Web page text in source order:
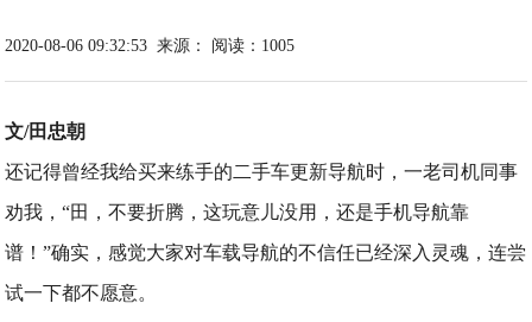
2020-08-06 09:32:53 来源： 阅读：1005
文/田忠朝
还记得曾经我给买来练手的二手车更新导航时，一老司机同事
劝我，“田，不要折腾，这玩意儿没用，还是手机导航靠
谱！”确实，感觉大家对车载导航的不信任已经深入灵魂，连尝
试一下都不愿意。